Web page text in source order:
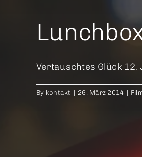
Vertauschtes Glück
By kontakt | 26. März 2014 |